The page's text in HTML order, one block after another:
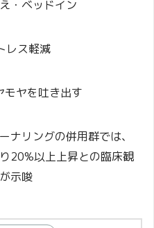
・ベッドイン
レス軽減
モヤを吐き出す
ナリングの併用群では、
20%以上上昇との臨床観
示唆